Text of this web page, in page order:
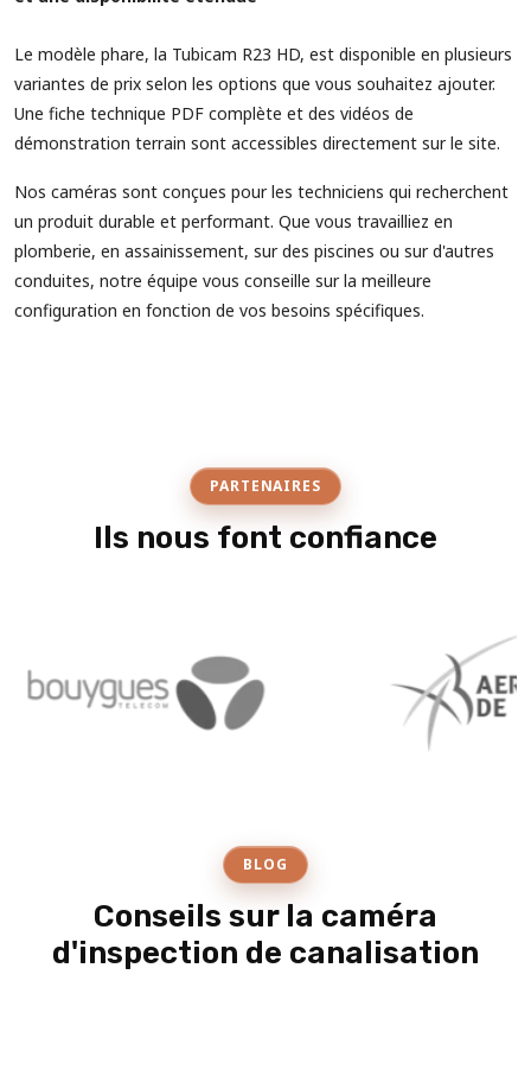
Le modèle phare, la Tubicam R23 HD, est disponible en plusieurs
variantes de prix selon les options que vous souhaitez ajouter.
Une fiche technique PDF complète et des vidéos de
démonstration terrain sont accessibles directement sur le site.
Nos caméras sont conçues pour les techniciens qui recherchent
un produit durable et performant. Que vous travailliez en
plomberie, en assainissement, sur des piscines ou sur d'autres
conduites, notre équipe vous conseille sur la meilleure
configuration en fonction de vos besoins spécifiques.
PARTENAIRES
Ils nous font confiance
BLOG
Conseils sur la caméra
d'inspection de canalisation